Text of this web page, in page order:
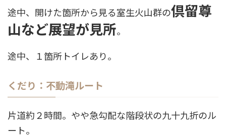
途中、開けた箇所から見る室生火山群の倶留尊
山など展望が見所。
途中、１箇所トイレあり。
くだり：不動滝ルート
片道約２時間。やや急勾配な階段状の九十九折のル
ート。